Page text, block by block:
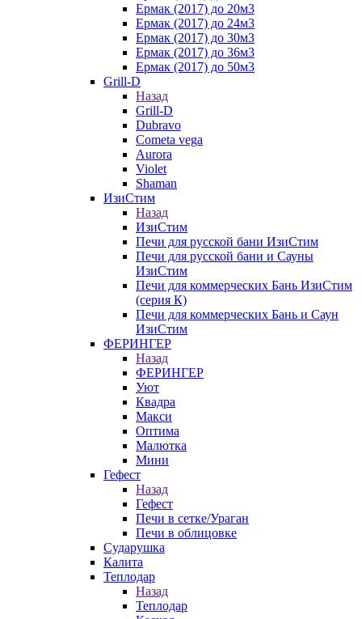
Ермак (2017) до 20м3
Ермак (2017) до 24м3
Ермак (2017) до 30м3
Ермак (2017) до 36м3
Ермак (2017) до 50м3
Grill-D
Назад
Grill-D
Dubravo
Cometa vega
Aurora
Violet
Shaman
ИзиСтим
Назад
ИзиСтим
Печи для русской бани ИзиСтим
Печи для русской бани и Сауны
ИзиСтим
Печи для коммерческих Бань ИзиСтим
(серия К)
Печи для коммерческих Бань и Саун
ИзиСтим
ФЕРИНГЕР
Назад
ФЕРИНГЕР
Уют
Квадра
Макси
Оптима
Малютка
Мини
Гефест
Назад
Гефест
Печи в сетке/Ураган
Печи в облицовке
Сударушка
Калита
Теплодар
Назад
Теплодар